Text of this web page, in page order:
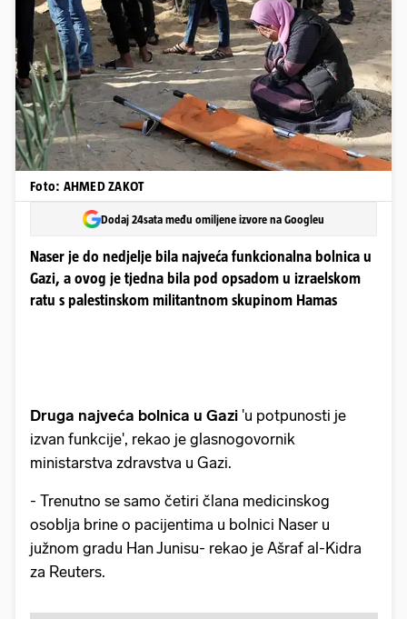
Foto: AHMED ZAKOT
Dodaj 24sata među omiljene izvore na Googleu
Naser je do nedjelje bila najveća funkcionalna bolnica u
Gazi, a ovog je tjedna bila pod opsadom u izraelskom
ratu s palestinskom militantnom skupinom Hamas
Druga najveća bolnica u Gazi 'u potpunosti je
izvan funkcije', rekao je glasnogovornik
ministarstva zdravstva u Gazi.
- Trenutno se samo četiri člana medicinskog
osoblja brine o pacijentima u bolnici Naser u
južnom gradu Han Junisu- rekao je Ašraf al-Kidra
za Reuters.